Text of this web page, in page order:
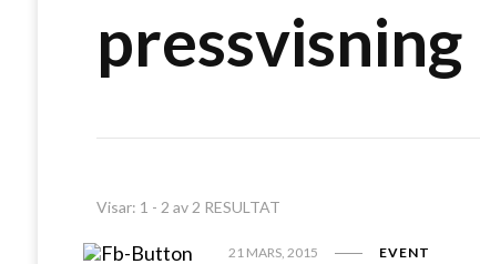
pressvisning
Visar: 1 - 2 av 2 RESULTAT
21 MARS, 2015 EVENT